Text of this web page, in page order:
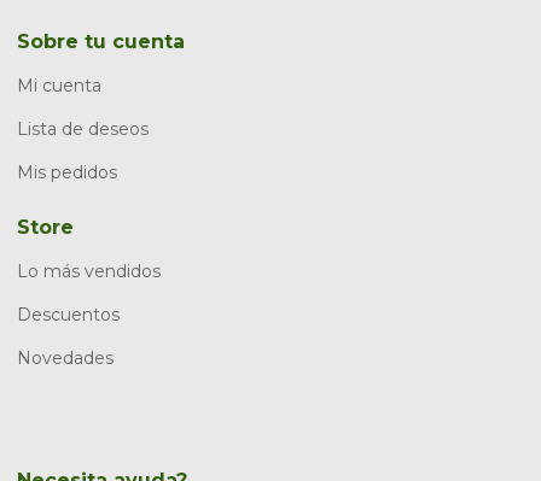
Sobre tu cuenta
Mi cuenta
Lista de deseos
Mis pedidos
Store
Lo más vendidos
Descuentos
Novedades